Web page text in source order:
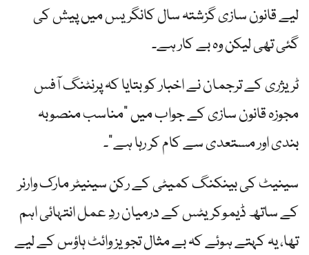
لیے قانون سازی گزشتہ سال کانگریس میں پیش کی
گئی تھی لیکن وہ بے کار ہے۔
ٹریژری کے ترجمان نے اخبار کو بتایا کہ پرنٹنگ آفس
مجوزہ قانون سازی کے جواب میں "مناسب منصوبہ
بندی اور مستعدی سے کام کر رہا ہے”۔
سینیٹ کی بینکنگ کمیٹی کے رکن سینیٹر مارک وارنر
کے ساتھ ڈیموکریٹس کے درمیان ردِ عمل انتہائی اہم
تھا، یہ کہتے ہوئے کہ بے مثال تجویز وائٹ ہاؤس کے لیے